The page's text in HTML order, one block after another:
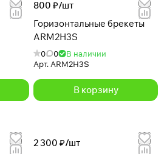
800 ₽/шт
Горизонтальные брекеты
ARM2H3S
0 0
В наличии
Арт. ARM2H3S
В корзину
2 300 ₽/шт